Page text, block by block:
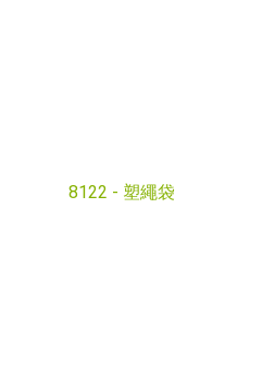
8122 - 塑繩袋